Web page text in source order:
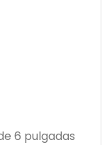
6 pulgadas